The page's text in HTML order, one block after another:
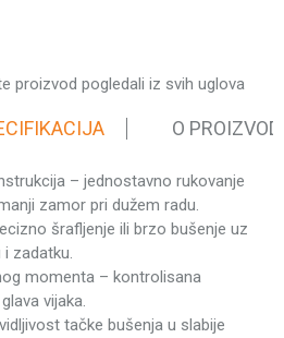
proizvod pogledali iz svih uglova
O
Vrednost
Akumulatorski uređaji
1.73 kg
Agm
12 V
– jednostavno rukovanje
zamor pri dužem radu.
šrafljenje ili brzo bušenje uz
zadatku.
momenta – kontrolisana
vijaka.
tačke bušenja u slabije